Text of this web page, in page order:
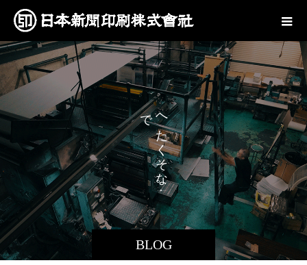
BLOG
へ
た
く
そ
な
。
で
も
、